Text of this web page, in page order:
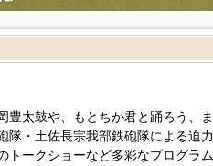
豊太鼓や、もとちか君と踊ろう、
隊・土佐長宗我部鉄砲隊による迫
トークショーなど多彩なプログラ